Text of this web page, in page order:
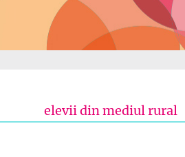
elevii din mediul rural